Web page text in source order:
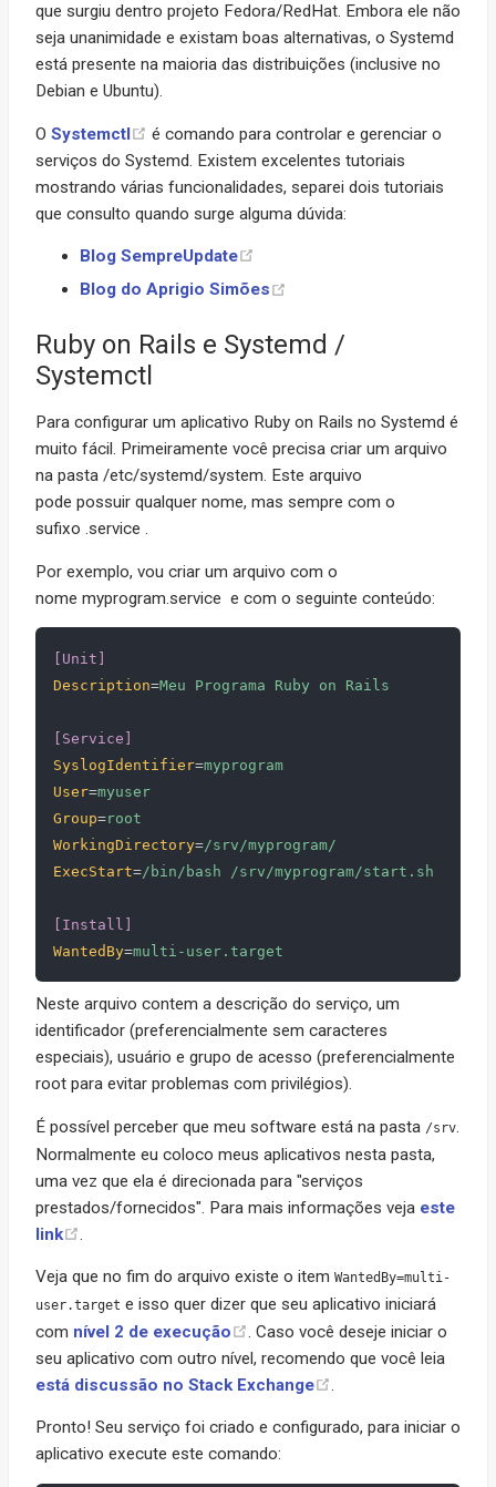
que surgiu dentro projeto Fedora/RedHat. Embora ele não
seja unanimidade e existam boas alternativas, o Systemd
está presente na maioria das distribuições (inclusive no
Debian e Ubuntu).
O Systemctl
é comando para controlar e gerenciar o
serviços do Systemd. Existem excelentes tutoriais
mostrando várias funcionalidades, separei dois tutoriais
que consulto quando surge alguma dúvida:
Blog SempreUpdate
Blog do Aprigio Simões
Ruby on Rails e Systemd /
Systemctl
Para configurar um aplicativo Ruby on Rails no Systemd é
muito fácil. Primeiramente você precisa criar um arquivo
na pasta /etc/systemd/system. Este arquivo
pode possuir qualquer nome, mas sempre com o
sufixo .service .
Por exemplo, vou criar um arquivo com o
nome myprogram.service e com o seguinte conteúdo:
[Unit]
Description=Meu Programa Ruby on Rails
[Service]
SyslogIdentifier=myprogram
User=myuser
Group=root
WorkingDirectory=/srv/myprogram/
ExecStart=/bin/bash /srv/myprogram/start.sh
[Install]
WantedBy=multi-user.target
Neste arquivo contem a descrição do serviço, um
identificador (preferencialmente sem caracteres
especiais), usuário e grupo de acesso (preferencialmente
root para evitar problemas com privilégios).
É possível perceber que meu software está na pasta /srv
Normalmente eu coloco meus aplicativos nesta pasta,
uma vez que ela é direcionada para "serviços
prestados/fornecidos". Para mais informações veja este
link
Veja que no fim do arquivo existe o item WantedBy=multi-
user.target e isso quer dizer que seu aplicativo iniciará
com nível 2 de execução
. Caso você deseje iniciar o
seu aplicativo com outro nível, recomendo que você leia
está discussão no Stack Exchange
.
Pronto! Seu serviço foi criado e configurado, para iniciar o
aplicativo execute este comando: